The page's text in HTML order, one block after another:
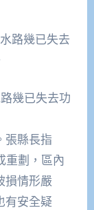
幾已失去功
張縣長指
重劃，區內
損情形嚴
有安全疑